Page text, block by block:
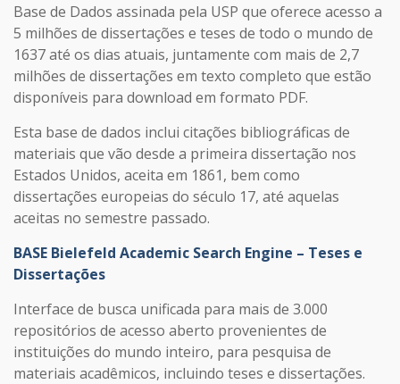
Base de Dados assinada pela USP que oferece acesso a
5 milhões de dissertações e teses de todo o mundo de
1637 até os dias atuais, juntamente com mais de 2,7
milhões de dissertações em texto completo que estão
disponíveis para download em formato PDF.
Esta base de dados inclui citações bibliográficas de
materiais que vão desde a primeira dissertação nos
Estados Unidos, aceita em 1861, bem como
dissertações europeias do século 17, até aquelas
aceitas no semestre passado.
BASE Bielefeld Academic Search Engine – Teses e
Dissertações
Interface de busca unificada para mais de 3.000
repositórios de acesso aberto provenientes de
instituições do mundo inteiro, para pesquisa de
materiais acadêmicos, incluindo teses e dissertações.